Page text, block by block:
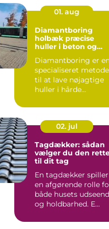
01. aug
Diamantboring
holbæk præcise
huller i beton og
Diamantboring er
specialiseret metode
til at lave nøjagtige
huller i hårde
beton, ...
02. jul
Tagdækker: sådan
vælger du den
til dit tag
En tagdækker spiller
en afgørende rolle
både husets
og holdbarhed. E...